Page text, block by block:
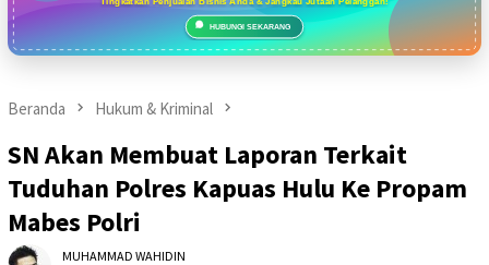
HUBUNGI SEKARANG
Beranda Hukum & Kriminal
SN Akan Membuat Laporan Terkait
Tuduhan Polres Kapuas Hulu Ke Propam
Mabes Polri
MUHAMMAD WAHIDIN